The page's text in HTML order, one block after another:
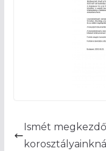
Ismét
korosztályainknál